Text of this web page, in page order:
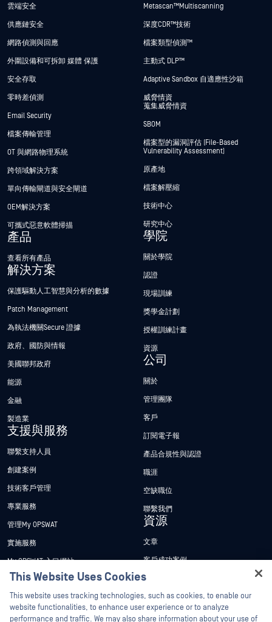
雲端安全
供應鏈安全
網路偵測與回應
外圍設備和可拆卸 媒體 保護
安全存取
零時差偵測
Email Security
檔案傳輸管理
OT 與網路物理系統
跨領域解決方案
單向傳輸閘道與安全閘道
OEM解決方案
可攜式惡意軟體掃描
產品
查看所有產品
解決方案
保護驅動人工智慧與分析的數據
Patch Management
為執法機關Secure 證據
政府、國防與情報
美國聯邦政府
能源
金融
製造業
支援與服務
聯繫支持人員
創建案例
技術客戶管理
專業服務
管理My OPSWAT
實施服務
My OPSWAT 入口網站
技術檔案
訓練
漏洞通報計畫
Metascan™ Multiscanning
深度CDR™技術
檔案類型偵測™
主動式 DLP™
Adaptive Sandbox 自適應性沙箱
威脅情資
蒐集威脅情資
SBOM
檔案型的漏洞評估 (File-Based
Vulnerability Assessment)
原產地
檔案解壓縮
技術中心
研究中心
學院
關於學院
認證
現場訓練
獎學金計劃
授權訓練計畫
資源
公司
關於
管理團隊
客戶
訂閱電子報
產品合規性與認證
職涯
空缺職位
聯繫我們
資源
文章
客戶成功案例
新聞稿
新聞報導
This Website Uses Cookies
This website uses tracking technologies, such as cookies, to enable our
website functionalities, to enhance user experience or to analyze
performance and traffic. We may also share information about your use of
Hey there!
I'm Ozzy, your OPSWAT virtual assistant.
How can I help you secure what's critical